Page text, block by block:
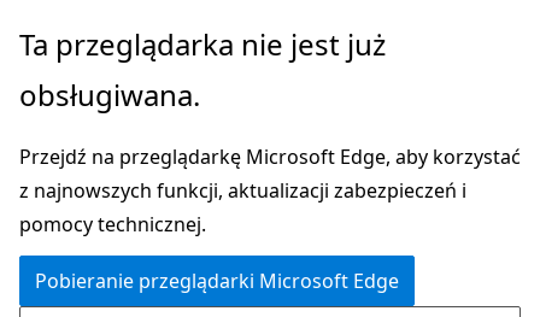
Przejdź
głównej
Ta przeglądarka nie jest już
obsługiwana.
Przejdź na przeglądarkę Microsoft Edge, aby korzystać
z najnowszych funkcji, aktualizacji zabezpieczeń i
pomocy technicznej.
Pobieranie przeglądarki Microsoft Edge